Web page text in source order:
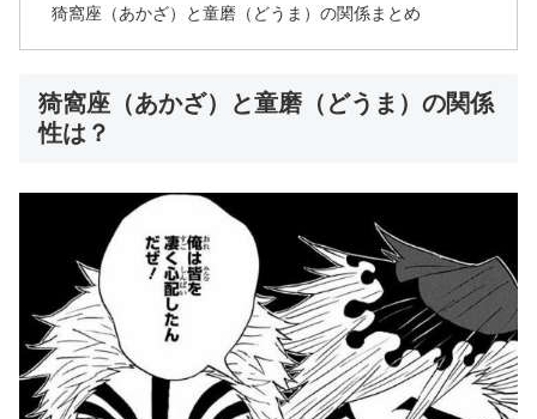
猗窩座（あかざ）と童磨（どうま）の関係まとめ
猗窩座（あかざ）と童磨（どうま）の関係
性は？